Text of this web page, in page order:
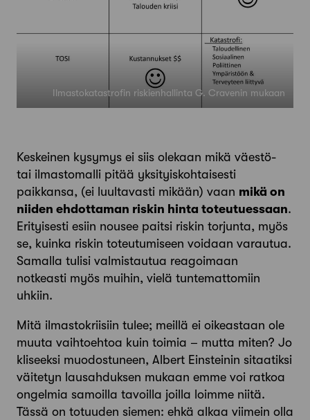
Ilmastokatastrofin riskienhallinta G. Cravenin mukaan
Keskeinen kysymys ei siis olekaan mikä väestö-
tai ilmastomalli pitää yksityiskohtaisesti
paikkansa, (ei luultavasti mikään) vaan mikä on
niiden ehdottaman riskin hinta toteutuessaan.
Erityisesti esiin nousee paitsi riskin torjunta, myös
se, kuinka riskin toteutumiseen voidaan varautua.
Samalla tulisi valmistautua reagoimaan
notkeasti myös muihin, vielä tuntemattomiin
uhkiin.
Mitä ilmastokriisiin tulee; meillä ei oikeastaan ole
muuta vaihtoehtoa kuin toimia – mutta miten? Jo
kliseeksi muodostuneen, Albert Einsteinin sitaatiksi
väitetyn lausahduksen mukaan emme voi ratkoa
ongelmia samoilla tavoilla joilla loimme niitä.
Tässä on totuuden siemen: ehkä alkaa viimein olla